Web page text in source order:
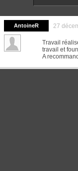
AntoineR 27
Travail
travail et
A